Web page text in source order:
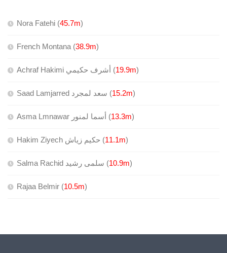
Nora Fatehi (45.7m)
French Montana (38.9m)
Achraf Hakimi أشرف حكيمي ( 19.9m)
Saad Lamjarred سعد لمجرد ( 15.2m)
Asma Lmnawar أسما لمنور ( 13.3m)
Hakim Ziyech حكيم زياش ( 11.1m)
Salma Rachid سلمى رشيد ( 10.9m)
Rajaa Belmir (10.5m)